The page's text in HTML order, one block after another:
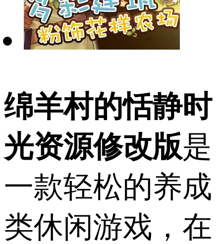
绵羊村的恬静时
光资源修改版是
一款轻松的养成
类休闲游戏，在